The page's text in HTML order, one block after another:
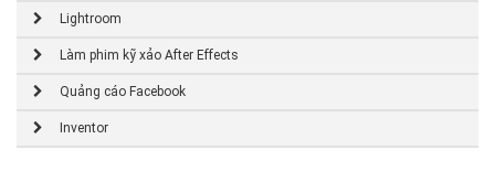
Lightroom
Làm phim kỹ xảo After Effects
Quảng cáo Facebook
Inventor